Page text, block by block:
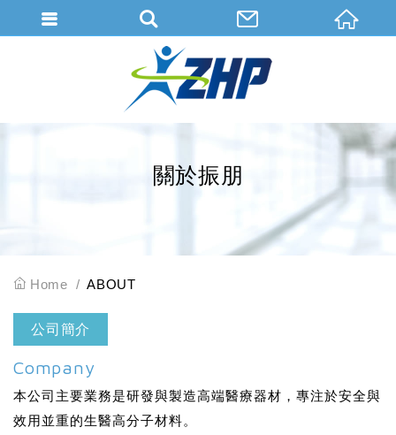
關於振朋
Home ABOUT
公司簡介
Company
本公司主要業務是研發與製造高端醫療器材，專注於安全與
效用並重的生醫高分子材料。
會員登入
會員登入(燈箱)
加入會員